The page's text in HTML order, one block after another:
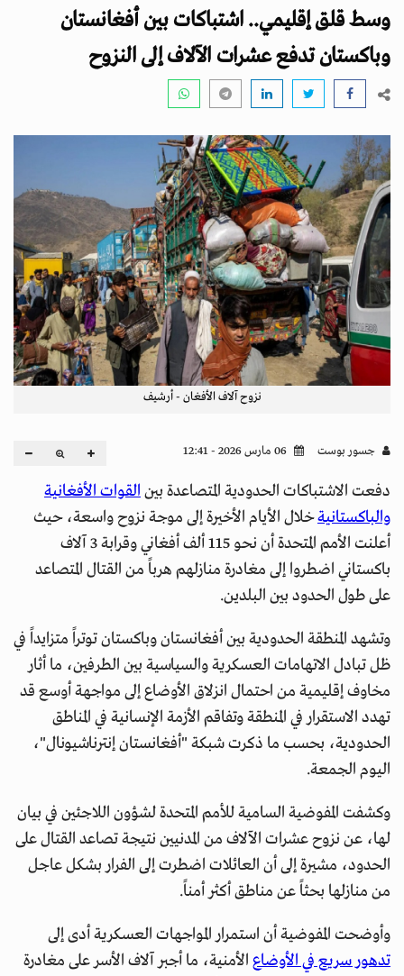
g
a
n
وسط قلق إقليمي.. اشتباكات بين أفغانستان
وباكستان تدفع عشرات الآلاف إلى النزوح
نزوح آلاف الأفغان - أرشيف
جسور بوست
دفعت الاشتباكات الحدودية المتصاعدة بينالقوات الأفغانية
والباكستانيةخلال الأيام الأخيرة إلى موجة نزوح واسعة، حيث
أعلنت الأمم المتحدة أن نحو 115 ألف أفغاني وقرابة 3 آلاف
باكستاني اضطروا إلى مغادرة منازلهم هرباً من القتال المتصاعد
على طول الحدود بين البلدين.
وتشهد المنطقة الحدودية بين أفغانستان وباكستان توتراً متزايداً في
ظل تبادل الاتهامات العسكرية والسياسية بين الطرفين، ما أثار
مخاوف إقليمية من احتمال انزلاق الأوضاع إلى مواجهة أوسع قد
تهدد الاستقرار في المنطقة وتفاقم الأزمة الإنسانية في المناطق
الحدودية، بحسب ما ذكرت شبكة "أفغانستان إنترناشيونال"،
اليوم الجمعة.
وكشفت المفوضية السامية للأمم المتحدة لشؤون اللاجئين في بيان
لها، عن نزوح عشرات الآلاف من المدنيين نتيجة تصاعد القتال على
الحدود، مشيرة إلى أن العائلات اضطرت إلى الفرار بشكل عاجل
من منازلها بحثاً عن مناطق أكثر أمناً.
وأوضحت المفوضية أن استمرار المواجهات العسكرية أدى إلى
تدهور سريع في الأوضاع الأمنية، ما أجبر آلاف الأسر على مغادرة